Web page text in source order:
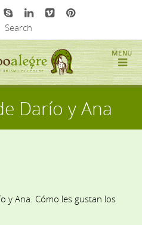
Search
Darío y Ana
y Ana. Cómo les gustan los